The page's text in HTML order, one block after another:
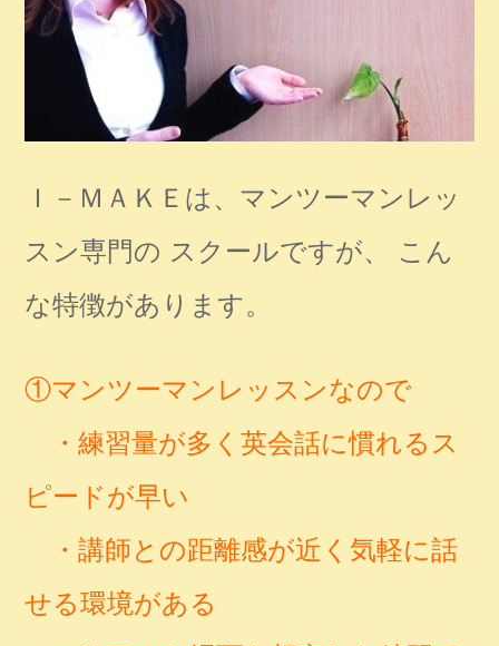
Ｉ－ＭＡＫＥは、マンツーマンレッ
スン専門の スクールですが、 こん
な特徴があります。
①マンツーマンレッスンなので
・練習量が多く英会話に慣れるス
ピードが早い
・講師との距離感が近く気軽に話
せる環境がある